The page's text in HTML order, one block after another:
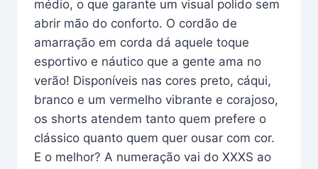
médio, o que garante um visual polido sem
abrir mão do conforto. O cordão de
amarração em corda dá aquele toque
esportivo e náutico que a gente ama no
verão! Disponíveis nas cores preto, cáqui,
branco e um vermelho vibrante e corajoso,
os shorts atendem tanto quem prefere o
clássico quanto quem quer ousar com cor.
E o melhor? A numeração vai do XXXS ao